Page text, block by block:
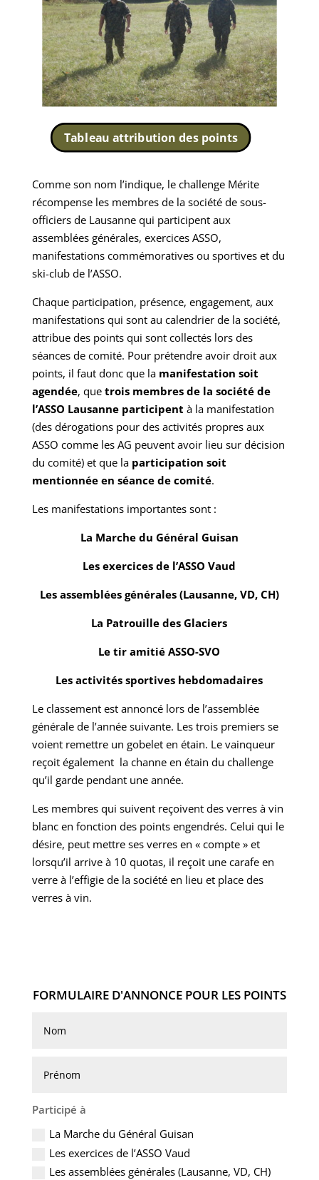
Tableau attribution des points
Comme son nom l’indique, le challenge Mérite
récompense les membres de la société de sous-
officiers de Lausanne qui participent aux
assemblées générales, exercices ASSO,
manifestations commémoratives ou sportives et du
ski-club de l’ASSO.
Chaque participation, présence, engagement, aux
manifestations qui sont au calendrier de la société,
attribue des points qui sont collectés lors des
séances de comité. Pour prétendre avoir droit aux
points, il faut donc que la manifestation soit
agendée, que trois membres de la société de
l’ASSO Lausanne participent à la manifestation
(des dérogations pour des activités propres aux
ASSO comme les AG peuvent avoir lieu sur décision
du comité) et que la participation soit
mentionnée en séance de comité.
Les manifestations importantes sont :
La Marche du Général Guisan
Les exercices de l’ASSO Vaud
Les assemblées générales (Lausanne, VD, CH)
La Patrouille des Glaciers
Le tir amitié ASSO-SVO
Les activités sportives hebdomadaires
Le classement est annoncé lors de l’assemblée
générale de l’année suivante. Les trois premiers se
voient remettre un gobelet en étain. Le vainqueur
reçoit également la channe en étain du challenge
qu’il garde pendant une année.
Les membres qui suivent reçoivent des verres à vin
blanc en fonction des points engendrés. Celui qui le
désire, peut mettre ses verres en « compte » et
lorsqu’il arrive à 10 quotas, il reçoit une carafe en
verre à l’effigie de la société en lieu et place des
verres à vin.
FORMULAIRE D'ANNONCE POUR LES POINTS
Participé à
La Marche du Général Guisan
Les exercices de l’ASSO Vaud
Les assemblées générales (Lausanne, VD, CH)